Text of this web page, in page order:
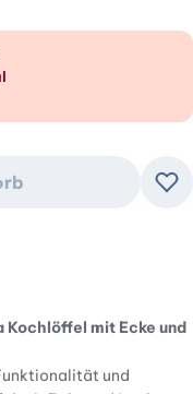
Kochlöffel mit Ecke und
und